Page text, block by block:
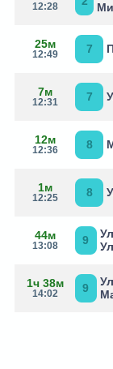
12:28
25м
12:49 7
7м
12:31 7
12м
12:36 8
1м
12:25 8
44м
13:08 9
1ч 38м
14:02 9